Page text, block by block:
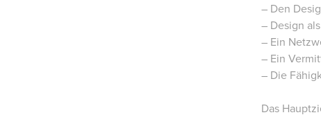
– Den
– Design
– Ein
– Ein
– Die
Das